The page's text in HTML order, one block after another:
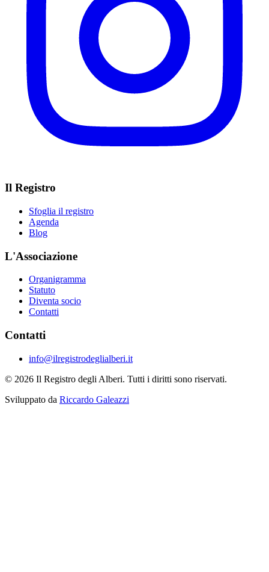
Il Registro
Sfoglia il registro
Agenda
Blog
L'Associazione
Organigramma
Statuto
Diventa socio
Contatti
Contatti
info@ilregistrodeglialberi.it
© 2026 Il Registro degli Alberi. Tutti i diritti sono riservati.
Sviluppato da Riccardo Galeazzi